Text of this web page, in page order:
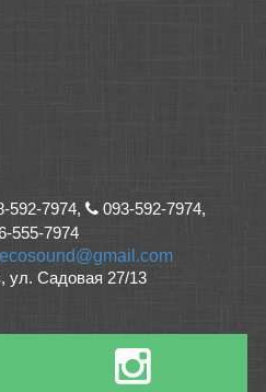
592-7974,
093-592-7974,
555-7974
ул. Садовая 27/13